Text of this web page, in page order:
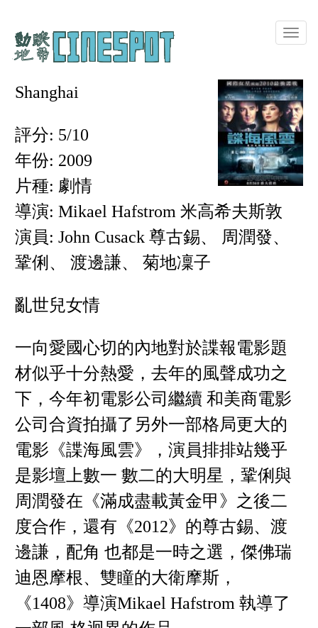
Toggle
Shanghai
評分: 5/10
年份: 2009
片種: 劇情
導演: Mikael Hafstrom 米高希夫斯敦
演員: John Cusack 尊古錫、 周潤發、
鞏俐、 渡邊謙、 菊地凜子
亂世兒女情
一向愛國心切的內地對於諜報電影題
材似乎十分熱愛，去年的風聲成功之
下，今年初電影公司繼續 和美商電影
公司合資拍攝了另外一部格局更大的
電影《諜海風雲》，演員排排站幾乎
是影壇上數一 數二的大明星，鞏俐與
周潤發在《滿成盡載黃金甲》之後二
度合作，還有《2012》的尊古錫、渡
邊謙，配角 也都是一時之選，傑佛瑞
迪恩摩根、雙瞳的大衛摩斯，
《1408》導演Mikael Hafstrom 執導了